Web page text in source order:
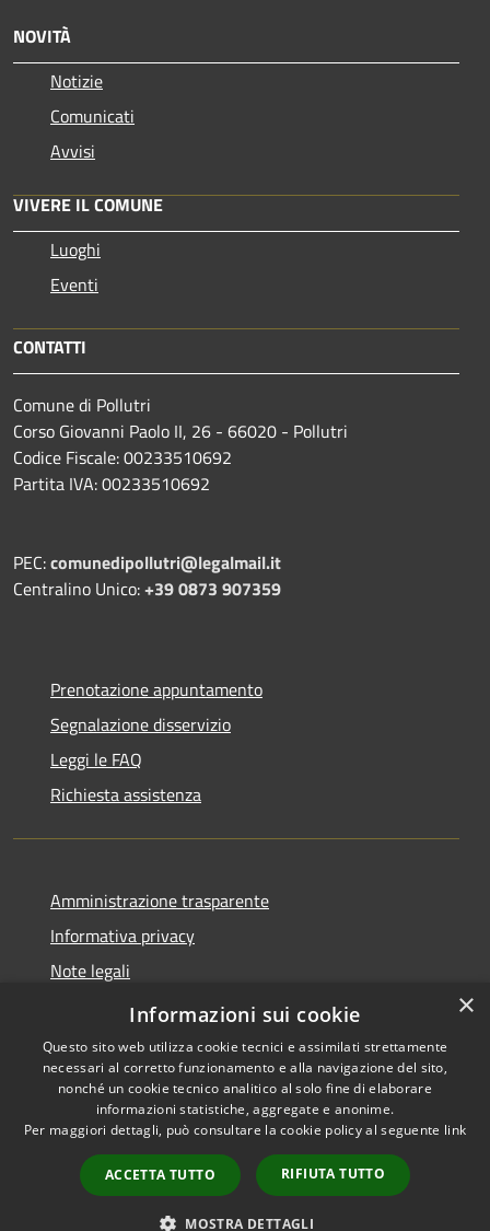
NOVITÀ
Notizie
Comunicati
Avvisi
VIVERE IL COMUNE
Luoghi
Eventi
CONTATTI
Comune di Pollutri
Corso Giovanni Paolo II, 26 - 66020 - Pollutri
Codice Fiscale: 00233510692
Partita IVA: 00233510692
PEC:comunedipollutri@legalmail.it
Centralino Unico:+39 0873 907359
Prenotazione appuntamento
Segnalazione disservizio
Leggi le FAQ
Richiesta assistenza
Amministrazione trasparente
Informativa privacy
Note legali
Dichiarazione di accessibilità
Accessibilità
Copyright © 2026 • Comune di
Pollutri • Powered by
Municipium•
Accesso
redazione
×
Informazioni sui cookie
Questo sito web utilizza cookie tecnici e assimilati strettamente
necessari al corretto funzionamento e alla navigazione del sito,
nonché un cookie tecnico analitico al solo fine di elaborare
informazioni statistiche, aggregate e anonime.
Per maggiori dettagli, può consultare la cookie policy al seguente link
ACCETTA TUTTO RIFIUTA TUTTO
MOSTRA DETTAGLI